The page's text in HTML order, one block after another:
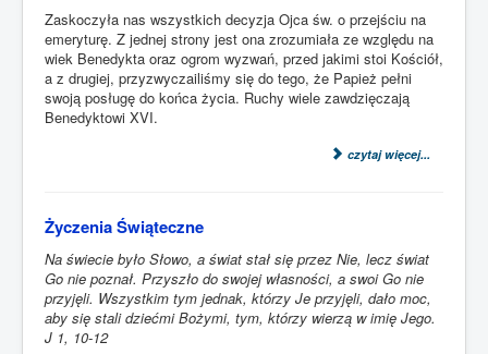
Zaskoczyła nas wszystkich decyzja Ojca św. o przejściu na
emeryturę. Z jednej strony jest ona zrozumiała ze względu na
wiek Benedykta oraz ogrom wyzwań, przed jakimi stoi Kościół,
a z drugiej, przyzwyczailiśmy się do tego, że Papież pełni
swoją posługę do końca życia. Ruchy wiele zawdzięczają
Benedyktowi XVI.
czytaj więcej...
Życzenia Świąteczne
Na świecie było Słowo, a świat stał się przez Nie, lecz świat
Go nie poznał. Przyszło do swojej własności, a swoi Go nie
przyjęli. Wszystkim tym jednak, którzy Je przyjęli, dało moc,
aby się stali dziećmi Bożymi, tym, którzy wierzą w imię Jego.
J 1, 10-12